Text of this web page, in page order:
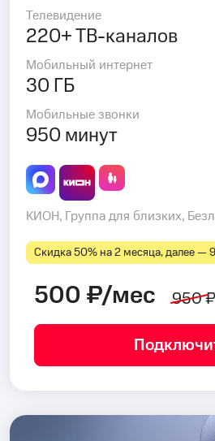
Телевидение
220+ ТВ-каналов
Мобильный интернет
30 ГБ
Мобильные звонки
950 минут
КИОН, Группа для близких,
Скидка 50% на 2 месяца, далее —
500 ₽/мес 950 ₽